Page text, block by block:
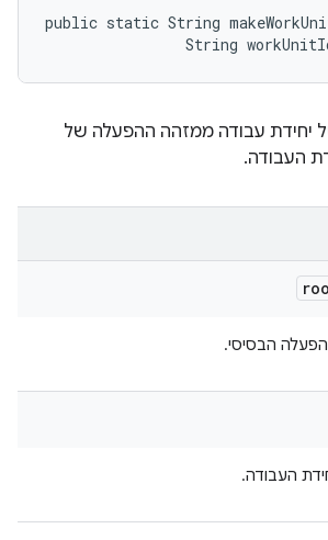
public static String
String
יחידת עבודה ממזהה ההפעלה של
העבודה.
הבסיסי.
העבודה.